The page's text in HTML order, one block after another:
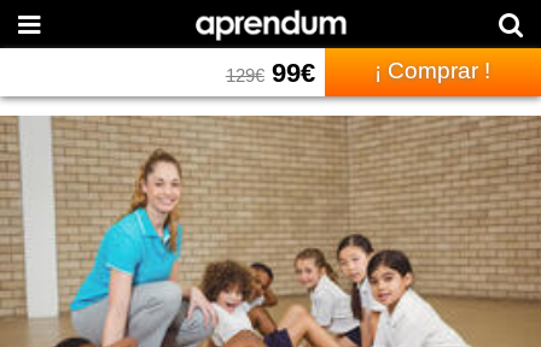
129€99€ ¡ Comprar !